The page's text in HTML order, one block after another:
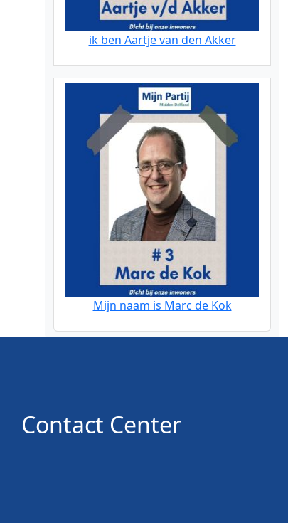
ik ben Aartje van den Akker
Mijn naam is Marc de Kok
Contact Center